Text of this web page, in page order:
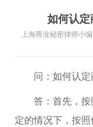
如何认定
上海商业秘密律师小
问：如何认定
答：首先，按
定的情况下，按